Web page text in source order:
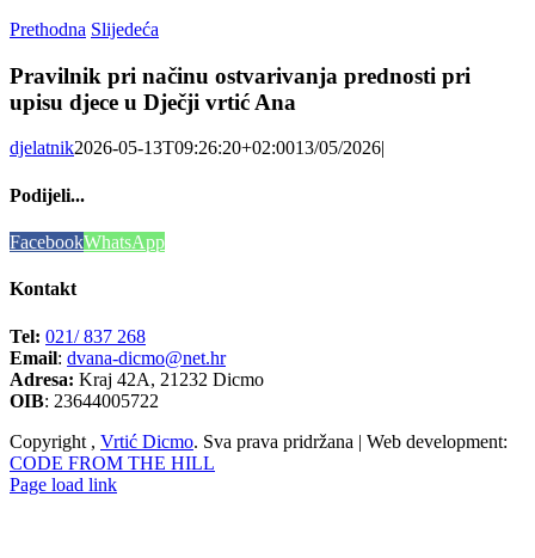
Prethodna Slijedeća
Pravilnik pri načinu ostvarivanja prednosti pri
upisu djece u Dječji vrtić Ana
djelatnik2026-05-13T09:26:20+02:0013/05/2026|
Podijeli...
FacebookWhatsApp
Kontakt
Tel: 021/ 837 268
Email: dvana-dicmo@net.hr
Adresa: Kraj 42A, 21232 Dicmo
OIB: 23644005722
Copyright , Vrtić Dicmo. Sva prava pridržana | Web development:
CODE FROM THE HILL
Page load link